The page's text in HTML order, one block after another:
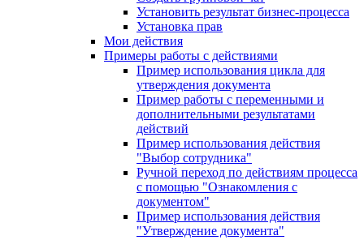
Установить результат бизнес-процесса
Установка прав
Мои действия
Примеры работы с действиями
Пример использования цикла для
утверждения документа
Пример работы с переменными и
дополнительными результатами
действий
Пример использования действия
"Выбор сотрудника"
Ручной переход по действиям процесса
с помощью "Ознакомления с
документом"
Пример использования действия
"Утверждение документа"